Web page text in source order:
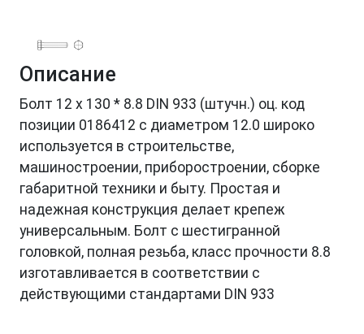
Описание
Болт 12 х 130 * 8.8 DIN 933 (штучн.) оц. код
позиции 0186412 с диаметром 12.0 широко
используется в строительстве,
машиностроении, приборостроении, сборке
габаритной техники и быту. Простая и
надежная конструкция делает крепеж
универсальным. Болт с шестигранной
головкой, полная резьба, класс прочности 8.8
изготавливается в соответствии с
действующими стандартами DIN 933